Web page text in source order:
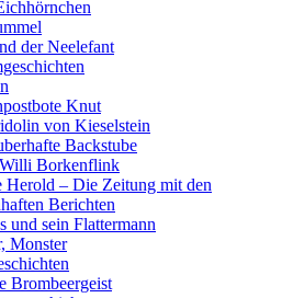
der Neelefant
Knut
von Kieselstein
Backstube
Borkenflink
Herold – Die Zeitung mit den
Berichten
und sein Flattermann
Monster
Brombeergeist